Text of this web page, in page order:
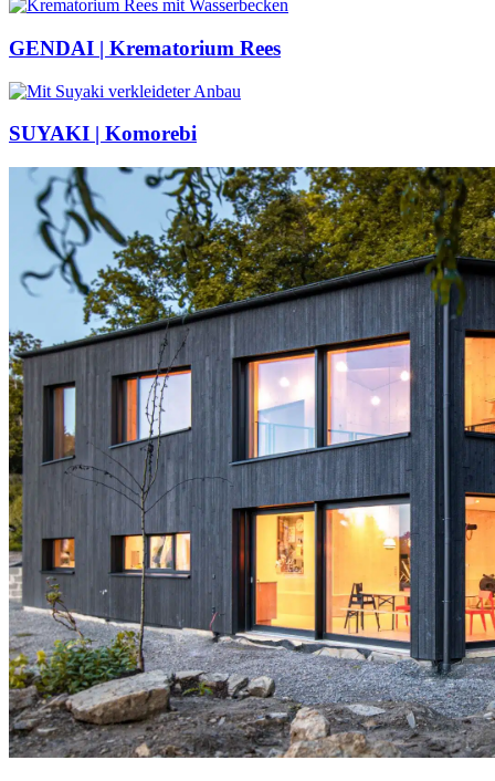
GENDAI | Krematorium Rees
SUYAKI | Komorebi